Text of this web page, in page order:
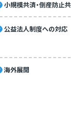
小規模共済・倒産防止
公益法人制度への対応
海外展開